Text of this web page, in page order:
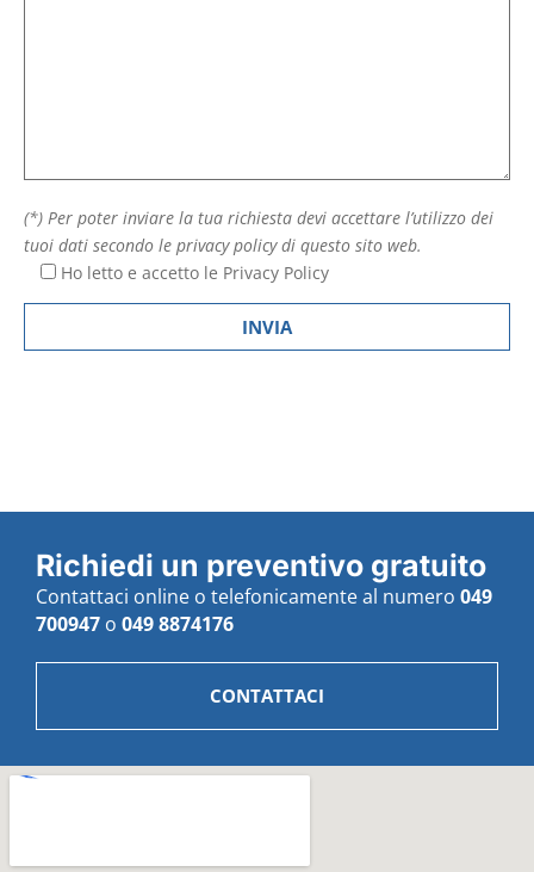
(*) Per poter inviare la tua richiesta devi accettare l’utilizzo dei
tuoi dati secondo le privacy policy di questo sito web.
Ho letto e accetto le Privacy Policy
Richiedi un preventivo gratuito
Contattaci online o telefonicamente al numero 049
700947 o 049 8874176
CONTATTACI